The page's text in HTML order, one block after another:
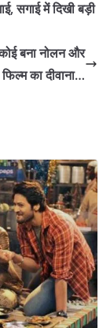
सगाई में दिखी बड़ी
बना नोलन और
फिल्म का दीवाना…